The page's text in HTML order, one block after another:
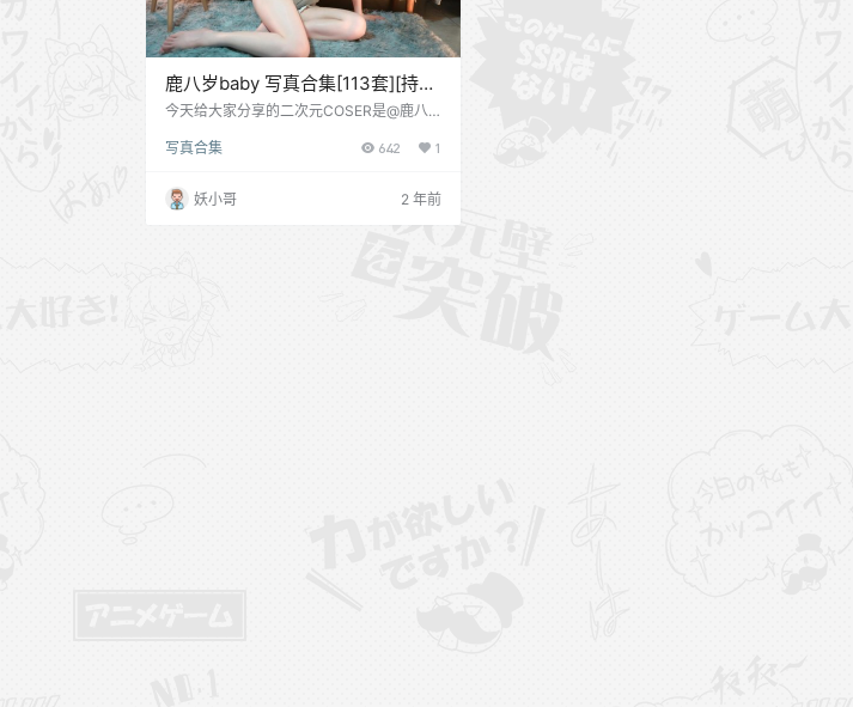
鹿八岁baby 写真合集[113套][持续
更新]
今天给大家分享的二次元COSER是@鹿八
庆，星座是双子座，微博认证动漫博主，网
内小有人气，名字也容易被人记住。鹿八岁
baby经常活跃在微博、抖音、小红书、快
手等平台，经常会在这些平台分享自己的日
写真合集 642 1
妖小哥 2 年前